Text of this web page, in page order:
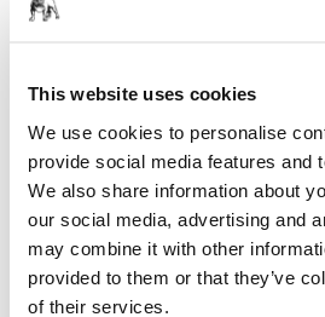
This website uses cookies
We use cookies to personalise
provide social media features and
We also share information about
our social media, advertising and
may combine it with other
provided to them or that they’ve
of their services.
A Polarshine® 12 Black vízbázisú,
amely gyorsan és tartósan eltávolítja
finomabb csiszolás nyomait ipari
hologrammentes, mély fényű
Kifejezetten sötét felületekhez és
fejlesztettük. Ideális zselés